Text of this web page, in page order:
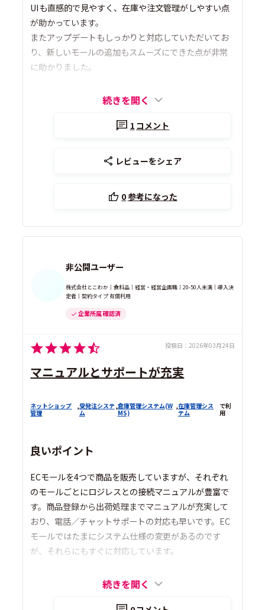
UIも直感的で見やすく、在庫や注文管理がしやすい点
が助かっています。
またアップデートもしっかりと対応していただいてお
り、新しいモールの追加もスムーズにできた点が非常
に助かりました。
続きを開く
1 コメント
レビューをシェア
0参考になった
非公開ユーザー
株式会社とこわか｜食料品｜経営・経営企画職｜20-50人未満｜導入決
定者｜契約タイプ 有償利用
企業所属 確認済
投稿日： 2026年03月24日
マニュアルとサポートが充実
ネットショップ
管理
,受発注システ
ム
,倉庫管理システム(W
MS)
,在庫管理シス
テム
で利
用
良いポイント
ECモールを4つで商品を販売していますが、それぞれ
のモールごとにロジレスとの接続マニュアルが豊富で
す。商品登録から出荷処理までマニュアルが充実して
おり、電話／チャットサポートの対応も早いです。EC
モールではたまにシステム仕様の変更があるのです
が、それらにもすぐに対応しています。
続きを開く